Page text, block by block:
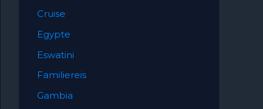
Cruise
Egypte
Eswatini
Familiereis
Gambia